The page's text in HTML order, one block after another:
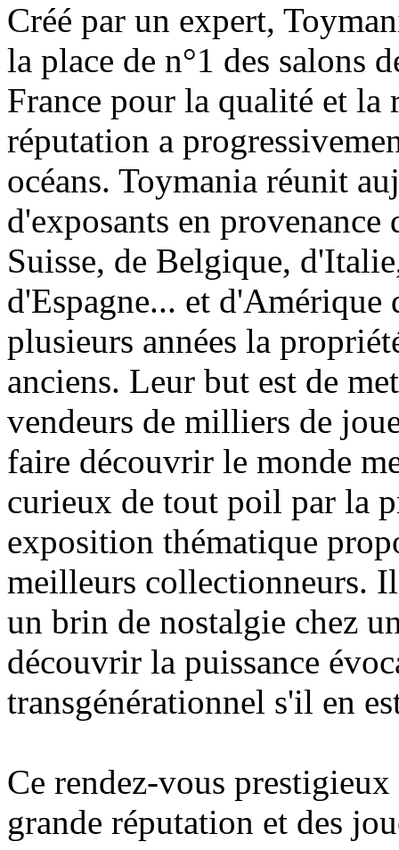
Créé par un expert,
la place de n°1 des salons
France pour la qualité et la
réputation a
océans. Toymania réunit
d'exposants en
Suisse, de Belgique,
d'Espagne... et
plusieurs années la
anciens. Leur but est de
vendeurs de milliers de
faire découvrir le monde
curieux de tout poil par la
exposition thématique
meilleurs collectionneurs.
un brin de nostalgie chez
découvrir la puissance
transgénérationnel s'il en
Ce rendez-vous
grande réputation et des